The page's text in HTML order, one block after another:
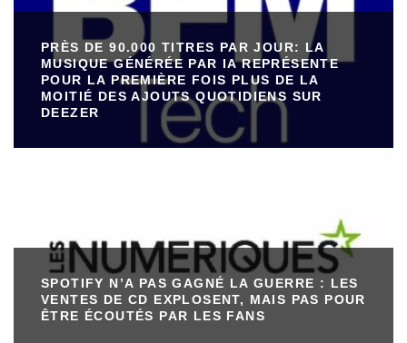
PRÈS DE 90.000 TITRES PAR JOUR: LA
MUSIQUE GÉNÉRÉE PAR IA REPRÉSENTE
POUR LA PREMIÈRE FOIS PLUS DE LA
MOITIÉ DES AJOUTS QUOTIDIENS SUR
DEEZER
SPOTIFY N’A PAS GAGNÉ LA GUERRE : LES
VENTES DE CD EXPLOSENT, MAIS PAS POUR
ÊTRE ÉCOUTÉS PAR LES FANS